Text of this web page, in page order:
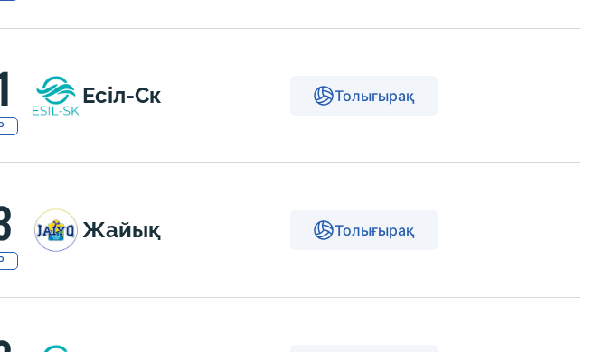
Есіл-Ск Толығырақ
Жайық Толығырақ